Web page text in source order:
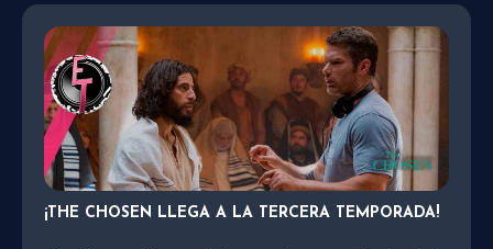
¡THE CHOSEN LLEGA A LA TERCERA TEMPORADA!